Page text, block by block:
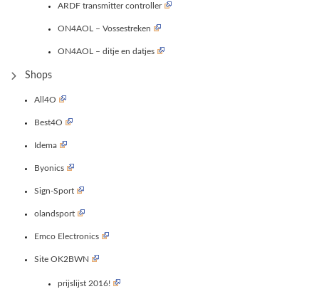
ARDF transmitter controller
ON4AOL – Vossestreken
ON4AOL – ditje en datjes
Shops
All4O
Best4O
Idema
Byonics
Sign-Sport
olandsport
Emco Electronics
Site OK2BWN
prijslijst 2016!